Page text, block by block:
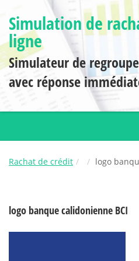
Simulation de
ligne
Simulateur de
avec réponse
Rachat de crédit logo
logo banque calidonienne BCI